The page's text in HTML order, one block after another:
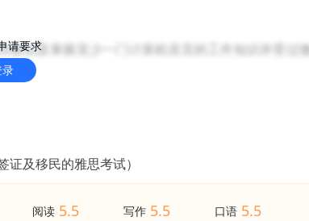
请要求
录
以及掌握至少一门计算机语言的工作知识并受过微
及移民的雅思考试）
阅读 5.5 写作 5.5 口语 5.5